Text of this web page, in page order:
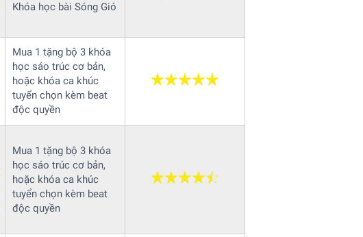
Khóa học bài Sóng Gió
Mua 1 tặng bộ 3 khóa
học sáo trúc cơ bản,
hoặc khóa ca khúc
tuyển chọn kèm beat
độc quyền
Mua 1 tặng bộ 3 khóa
học sáo trúc cơ bản,
hoặc khóa ca khúc
tuyển chọn kèm beat
độc quyền